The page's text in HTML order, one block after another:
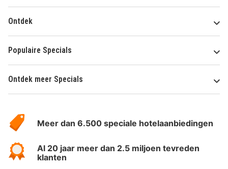
Ontdek
Populaire Specials
Ontdek meer Specials
HotelSpecials
Meer dan 6.500 speciale hotelaanbiedingen
Al 20 jaar meer dan 2.5 miljoen tevreden
klanten